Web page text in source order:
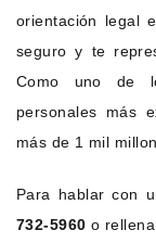
orientación legal
seguro y te
Como uno de
personales más
más de 1 mil
Para hablar con
732-5960 o